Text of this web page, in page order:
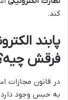
کند.
پابند
فرقش
در قانون مجازات
به حبس وجود